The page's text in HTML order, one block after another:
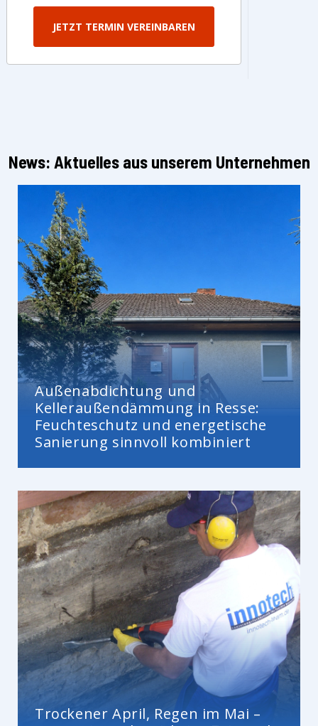
JETZT TERMIN VEREINBAREN
News: Aktuelles aus unserem Unternehmen
Außenabdichtung und
Kelleraußendämmung in Resse:
Feuchteschutz und energetische
Sanierung sinnvoll kombiniert
Trockener April, Regen im Mai –